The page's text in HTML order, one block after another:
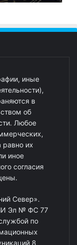
иные
в
об
Любое
их
иное
согласия
Север».
Эл № ФС 77
по
8